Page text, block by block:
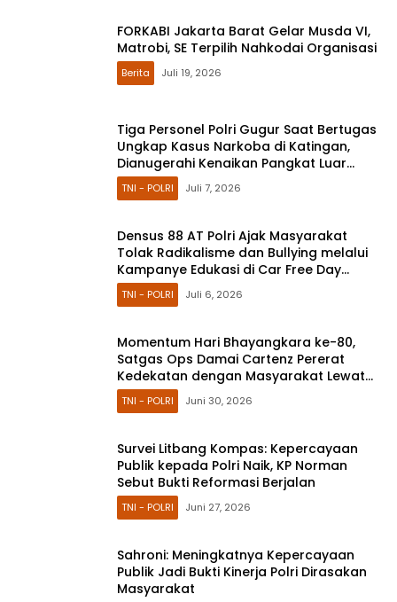
FORKABI Jakarta Barat Gelar Musda VI,
Matrobi, SE Terpilih Nahkodai Organisasi
Berita Juli 19, 2026
Tiga Personel Polri Gugur Saat Bertugas
Ungkap Kasus Narkoba di Katingan,
Dianugerahi Kenaikan Pangkat Luar
Biasa Anumerta
TNI - POLRI Juli 7, 2026
Densus 88 AT Polri Ajak Masyarakat
Tolak Radikalisme dan Bullying melalui
Kampanye Edukasi di Car Free Day
Makassar
TNI - POLRI Juli 6, 2026
Momentum Hari Bhayangkara ke-80,
Satgas Ops Damai Cartenz Pererat
Kedekatan dengan Masyarakat Lewat
Bakti Sosial
TNI - POLRI Juni 30, 2026
Survei Litbang Kompas: Kepercayaan
Publik kepada Polri Naik, KP Norman
Sebut Bukti Reformasi Berjalan
TNI - POLRI Juni 27, 2026
Sahroni: Meningkatnya Kepercayaan
Publik Jadi Bukti Kinerja Polri Dirasakan
Masyarakat